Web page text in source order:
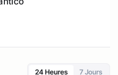
24 Heures 7 Jours